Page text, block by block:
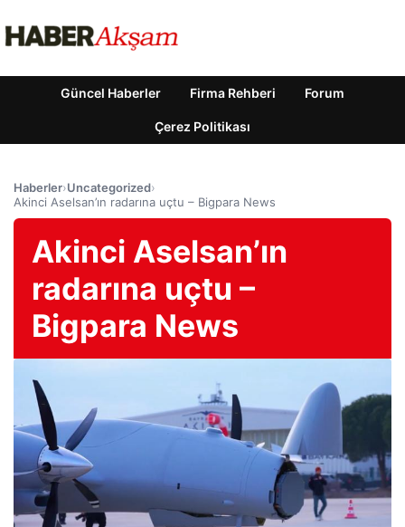
Güncel Haberler Firma Rehberi Forum
Çerez Politikası
Haberler›Uncategorized›
Akinci Aselsan’ın radarına uçtu – Bigpara News
Akinci Aselsan’ın
radarına uçtu –
Bigpara News